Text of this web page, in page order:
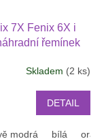
7X Fenix 6X i
řemínek
Skladem (2 ks)
DETAIL
modrá bílá